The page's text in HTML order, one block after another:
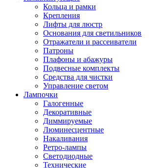
Кольца и рамки
Крепления
Лифты для люстр
Основания для светильников
Отражатели и рассеиватели
Патроны
Плафоны и абажуры
Подвесные комплекты
Средства для чистки
Управление светом
Лампочки
Галогенные
Декоративные
Диммируемые
Люминесцентные
Накаливания
Ретро-лампы
Светодиодные
Технические